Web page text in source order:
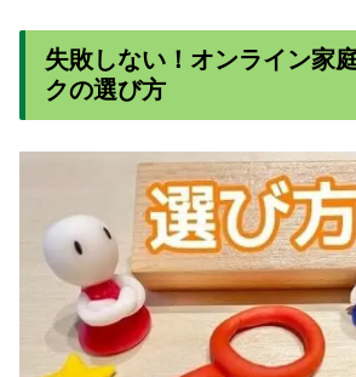
失敗しない！オンライン家
クの選び方